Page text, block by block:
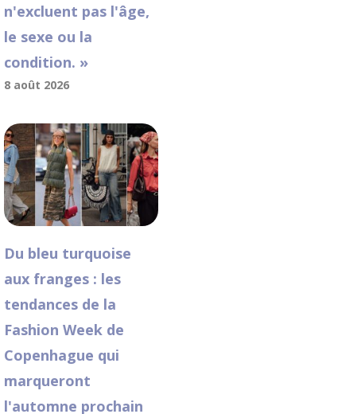
n'excluent pas l'âge,
le sexe ou la
condition. »
8 août 2026
Du bleu turquoise
aux franges : les
tendances de la
Fashion Week de
Copenhague qui
marqueront
l'automne prochain